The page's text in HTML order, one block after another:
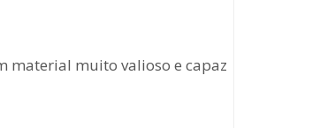
material muito valioso e capaz